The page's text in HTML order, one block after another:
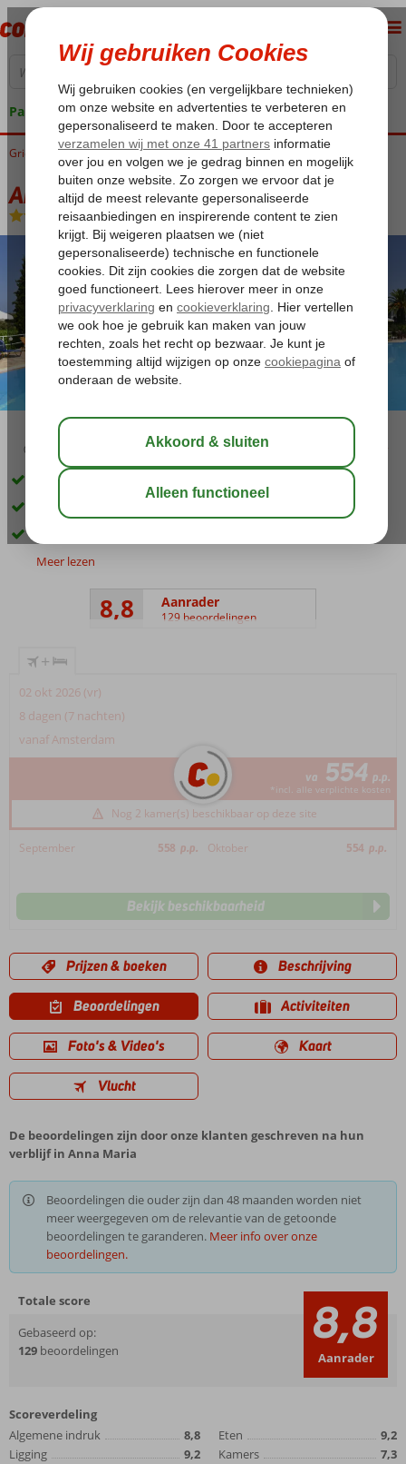
Pakketgarantie
Home
Griekenland Lesbos Petra Anna Maria
Anna Maria
Logies-Appartement
03:15
Op loopafstand van strand en Petra centrum
Rustig gelegen
Meer lezen
8,8 Aanrader
129 beoordelingen
+
02 okt 2026 (vr)
8 dagen (7 nachten)
vanaf Amsterdam
va 554 p.p.
*incl. alle verplichte kosten
Nog 2 kamer(s) beschikbaar op deze site
September 558 p.p. Oktober 554 p.p.
Bekijk beschikbaarheid
Prijzen & boeken Beschrijving
Beoordelingen Activiteiten
Foto's & Video's Kaart
Vlucht
De beoordelingen zijn door onze klanten geschreven na hun
verblijf in Anna Maria
Beoordelingen die ouder zijn dan 48 maanden worden niet
meer weergegeven om de relevantie van de getoonde
beoordelingen te garanderen. Meer info over onze
beoordelingen.
Totale score
Gebaseerd op:
129 beoordelingen 8,8
Aanrader
Scoreverdeling
Algemene indruk
8,8
Ligging
9,2
Eten
9,2
Kamers
7,3